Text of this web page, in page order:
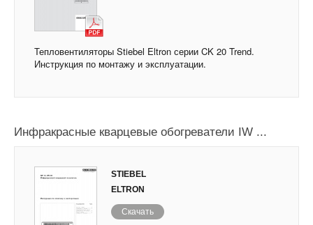
Тепловентиляторы Stiebel Eltron серии CK 20 Trend.
Инструкция по монтажу и эксплуатации.
Инфракрасные кварцевые обогреватели IW ...
STIEBEL
ELTRON
Скачать